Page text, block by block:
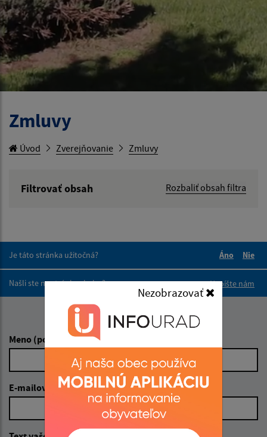
Nezobrazovať
Zmluvy
Úvod Zverejňovanie Zmluvy
Filtrovať obsah
Rozbaliť obsah filtra
Hľadať v:
Typ dátumu:
Dátum do:
Je táto stránka užitočná?
Áno
Nie
Našli ste na stránke chybu?
Napíšte nám
Napíšte nám:
Meno (povinné)
E-mailová adresa (povinné)